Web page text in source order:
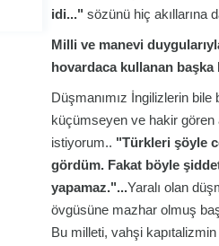
idi..." sözünü hiç akıllarına
Milli ve manevi
hovardaca kullanan
Düşmanımız İngilizlerin bile
küçümseyen ve hakir gören
istiyorum.. "Türkleri şöyle
gördüm. Fakat böyle
yapamaz."...Yaralı olan
övgüsüne mazhar olmuş
Bu milleti, vahşi